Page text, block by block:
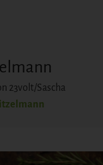
23volt/Sascha